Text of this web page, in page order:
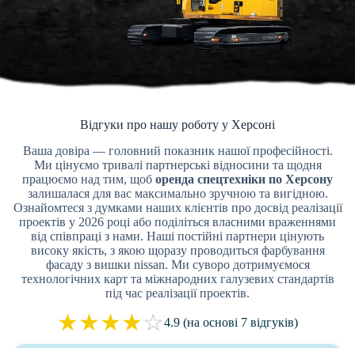
Відгуки про нашу роботу у Херсоні
Ваша довіра — головний показник нашої професійності.
Ми цінуємо тривалі партнерські відносини та щодня
працюємо над тим, щоб оренда спецтехніки по Херсону
залишалася для вас максимально зручною та вигідною.
Ознайомтеся з думками наших клієнтів про досвід реалізації
проектів у 2026 році або поділіться власними враженнями
від співпраці з нами. Наші постійні партнери цінують
високу якість, з якою щоразу проводиться фарбування
фасаду з вишки nissan. Ми суворо дотримуємося
технологічних карт та міжнародних галузевих стандартів
під час реалізації проектів.
★★★★☆4.9 (на основі 7 відгуків)